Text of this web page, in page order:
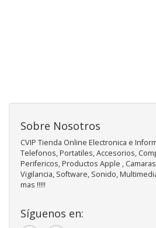
Sobre Nosotros
CVIP Tienda Online Electronica e
Telefonos, Portatiles, Accesorios,
Perifericos, Productos Apple ,
Vigilancia, Software, Sonido,
mas !!!!!
Síguenos en: